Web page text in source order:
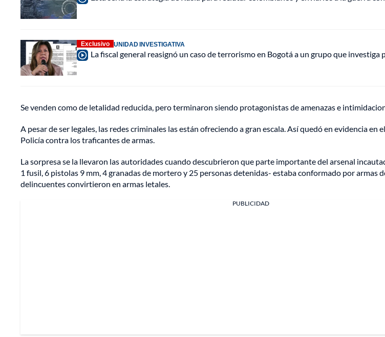
Exclusivo UNIDAD INVESTIGATIVA
La fiscal general reasignó un caso de terrorismo en Bogotá a un grupo que investiga
Se venden como de letalidad reducida, pero terminaron siendo protagonistas de amenazas e
A pesar de ser legales, las redes criminales las están ofreciendo a gran escala. Así quedó en evidencia en
Policía contra los traficantes de armas.
La sorpresa se la llevaron las autoridades cuando descubrieron que parte importante del arsenal
1 fusil, 6 pistolas 9 mm, 4 granadas de mortero y 25 personas detenidas- estaba conformado por armas
delincuentes convirtieron en armas letales.
PUBLICIDAD